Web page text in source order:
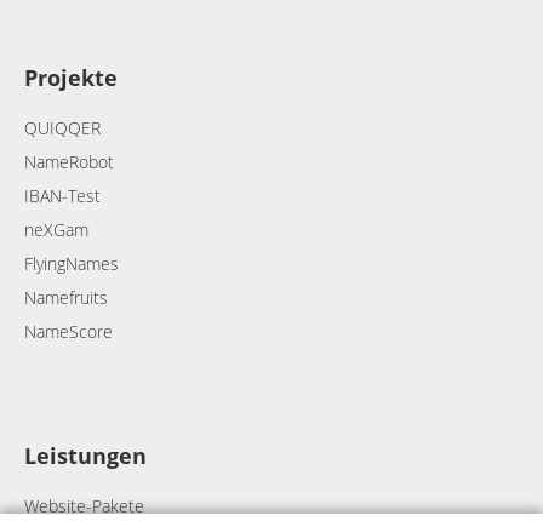
Projekte
QUIQQER
NameRobot
IBAN-Test
neXGam
FlyingNames
Namefruits
NameScore
Leistungen
Website-Pakete